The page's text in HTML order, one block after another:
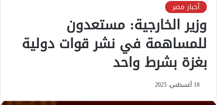
أخبار مصر
وزير الخارجية: مستعدون
للمساهمة في نشر قوات دولية
بغزة بشرط واحد
18 أغسطس، 2025